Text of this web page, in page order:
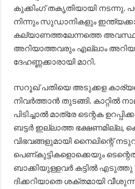
കുക്കിംഗ് തകൃതിയായി
നിന്നും സുഡാനികളും
കല്യാണത്തലേന്നത്തെ
അറിയാത്തവരും എല്ലാം
ദേഹണ്ണക്കാരായി മാറി.
സറൂഖ്‌ പതിയെ അടുക്കള
നിവർത്താൻ തുടങ്ങി. കാറ്റിൽ
പിടിച്ചാൽ മാത്രേ ടെന്റക
ബട്ടർ ഇല്ലാത്ത
വിഭവങ്ങളുമായി നൈലിന്റെ്
പെണ്കുട്ടികളൊക്കെയും ടെന്റെൽ
ബാക്കിയുള്ളവർ കട്ടിൽ എടുത്തു
ദിക്കറിയാതെ ശക്തമായി